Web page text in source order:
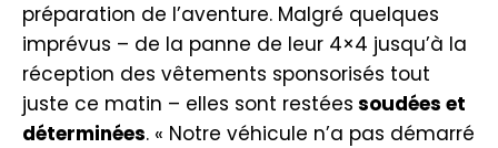
préparation de l’aventure. Malgré quelques
imprévus – de la panne de leur 4×4 jusqu’à la
réception des vêtements sponsorisés tout
juste ce matin – elles sont restées soudées et
déterminées. « Notre véhicule n’a pas démarré